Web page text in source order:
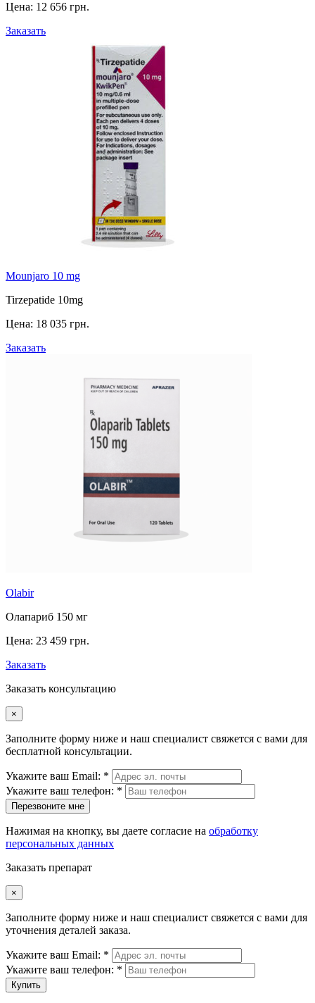
Цена: 12 656 грн.
Заказать
Mounjaro 10 mg
Tirzepatide 10mg
Цена: 18 035 грн.
Заказать
Olabir
Олапариб 150 мг
Цена: 23 459 грн.
Заказать
Заказать консультацию
×
Заполните форму ниже и наш специалист свяжется с вами для
бесплатной консультации.
Укажите ваш Email: *
Укажите ваш телефон: *
Перезвоните мне
Нажимая на кнопку, вы даете согласие на обработку
персональных данных
Заказать препарат
×
Заполните форму ниже и наш специалист свяжется с вами для
уточнения деталей заказа.
Укажите ваш Email: *
Укажите ваш телефон: *
Купить